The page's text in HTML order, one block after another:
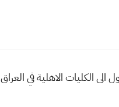
المطلوب للدخول الى الكليات الاهلية في العراق